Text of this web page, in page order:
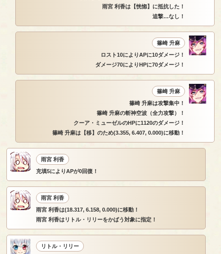
雨宮 利香は【恍惚】に抵抗した！
追撃…なし！
篠崎 升麻
ロスト10によりAPに10ダメージ！
ダメージ70によりHPに70ダメージ！
篠崎 升麻
篠崎 升麻は攻撃集中！
篠崎 升麻の斬神空波（全力攻撃）！
クーア・ミューゼルのHPに1120のダメージ！
篠崎 升麻は【移】のため(3.355, 6.407, 0.000)に移動！
雨宮 利香
充填5によりAPが0回復！
雨宮 利香
雨宮 利香は(18.317, 6.158, 0.000)に移動！
雨宮 利香はリトル・リリーをかばう対象に指定！
リトル・リリー